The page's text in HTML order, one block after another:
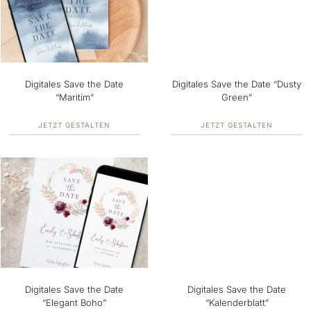
Digitales Save the Date
“Maritim”
JETZT GESTALTEN
Digitales Save the Date “Dusty
Green”
JETZT GESTALTEN
Digitales Save the Date
“Elegant Boho”
Digitales Save the Date
“Kalenderblatt”